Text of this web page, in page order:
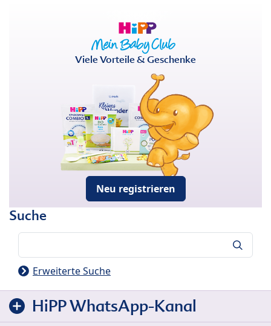
Viele Vorteile & Geschenke
Neu registrieren
Suche
Erweiterte Suche
HiPP WhatsApp-Kanal